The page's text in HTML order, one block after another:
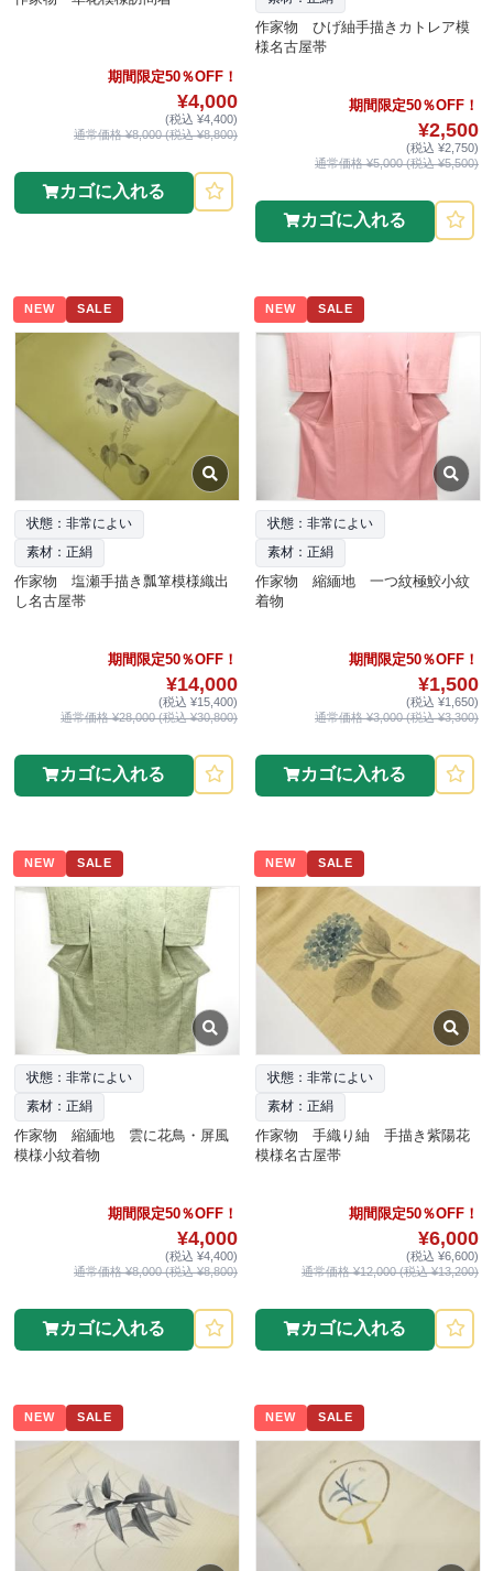
期間限定50％OFF！
¥4,000
(税込 ¥4,400)
通常価格 ¥8,000 (税込 ¥8,800)
カゴに入れる
作家物 ひげ紬手描きカトレア模
様名古屋帯
期間限定50％OFF！
¥2,500
(税込 ¥2,750)
通常価格 ¥5,000 (税込 ¥5,500)
カゴに入れる
NEW SALE
状態：非常によい
素材：正絹
作家物 塩瀬手描き瓢箪模様織出
し名古屋帯
期間限定50％OFF！
¥14,000
(税込 ¥15,400)
通常価格 ¥28,000 (税込 ¥30,800)
カゴに入れる
NEW SALE
状態：非常によい
素材：正絹
作家物 縮緬地 一つ紋極鮫小紋
着物
期間限定50％OFF！
¥1,500
(税込 ¥1,650)
通常価格 ¥3,000 (税込 ¥3,300)
カゴに入れる
NEW SALE
状態：非常によい
素材：正絹
作家物 縮緬地 雲に花鳥・屏風
模様小紋着物
期間限定50％OFF！
¥4,000
(税込 ¥4,400)
通常価格 ¥8,000 (税込 ¥8,800)
カゴに入れる
NEW SALE
状態：非常によい
素材：正絹
作家物 手織り紬 手描き紫陽花
模様名古屋帯
期間限定50％OFF！
¥6,000
(税込 ¥6,600)
通常価格 ¥12,000 (税込 ¥13,200)
カゴに入れる
NEW SALE NEW SALE